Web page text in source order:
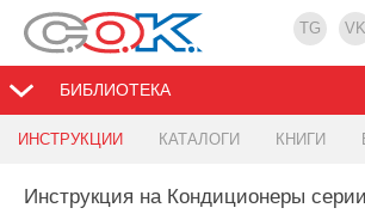
TG VK
БИБЛИОТЕКА
ИНСТРУКЦИИ КАТАЛОГИ КНИГИ
Инструкция на Кондиционеры